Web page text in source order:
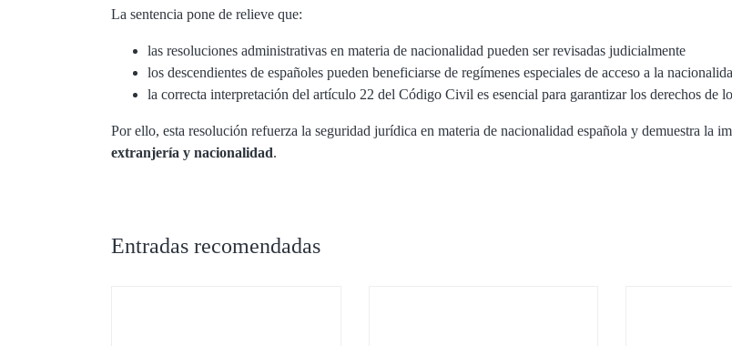
La sentencia pone de relieve que:
las resoluciones administrativas en materia de nacionalidad pueden ser revisadas judicialmente
los descendientes de españoles pueden beneficiarse de regímenes especiales de acceso a la
la correcta interpretación del artículo 22 del Código Civil es esencial para garantizar los derechos de
Por ello, esta resolución refuerza la seguridad jurídica en materia de nacionalidad española y demuestra la
extranjería y nacionalidad.
Entradas recomendadas